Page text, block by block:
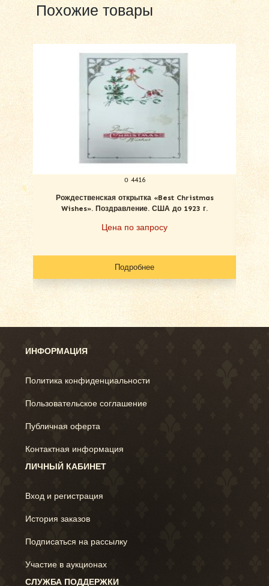
Похожие товары
о 4416
Рождественская открытка «Best Christmas
Wishes». Поздравление. США до 1923 г.
Цена по запросу
Подробнее
С
ИНФОРМАЦИЯ
Политика конфиденциальности
Пользовательское соглашение
Публичная оферта
Контактная информация
ЛИЧНЫЙ КАБИНЕТ
Вход и регистрация
История заказов
Подписаться на рассылку
Участие в аукционах
СЛУЖБА ПОДДЕРЖКИ